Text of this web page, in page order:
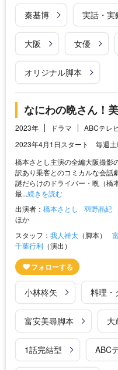
秦基博 実話・実
大阪 女優
オリジナル脚本
なにわの晩さん！
2023年 ドラマ
ABCテレ
2023年4月1日スタート 毎週
橋本さとし主演の全編大阪撮影
訳あり乗客とのコミカルな会話
謎だらけのドライバー・晩（橋
最...続きを読む
出演者： 橋本さとし 羽野晶紀
ほか
スタッフ： 我人祥太 （脚本）
千葉行利 （演出）
小林柊矢 料理・
富安美尋脚本 大
1話完結型 ABC